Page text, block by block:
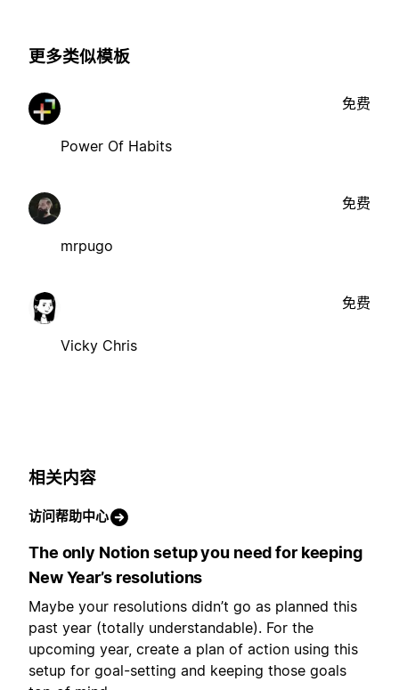
更多类似模板
Power Of Habits
免费
mrpugo
免费
Vicky Chris
免费
相关内容
访问帮助中心
The only Notion setup you need for keeping
New Year’s resolutions
Maybe your resolutions didn’t go as planned this
past year (totally understandable). For the
upcoming year, create a plan of action using this
setup for goal-setting and keeping those goals